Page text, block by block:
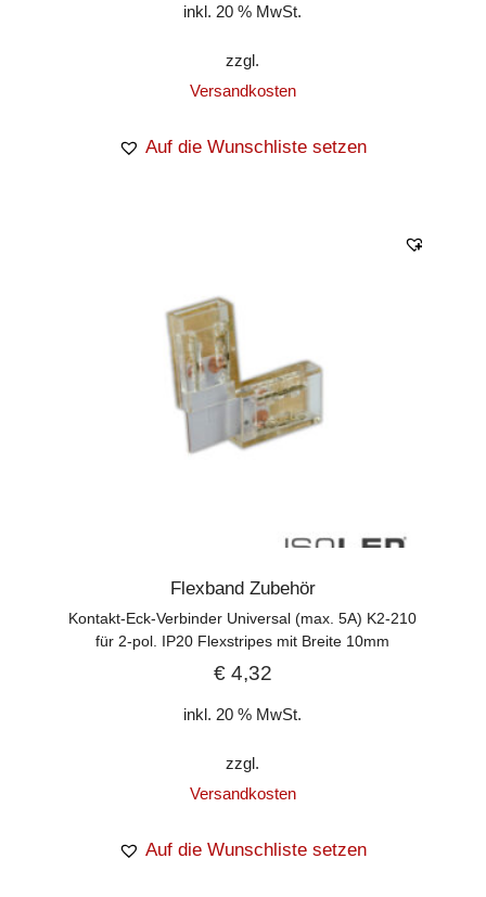
inkl. 20 % MwSt.
zzgl.
Versandkosten
Auf die Wunschliste setzen
Flexband Zubehör
Kontakt-Eck-Verbinder Universal (max. 5A) K2-210
für 2-pol. IP20 Flexstripes mit Breite 10mm
€4,32
inkl. 20 % MwSt.
zzgl.
Versandkosten
Auf die Wunschliste setzen